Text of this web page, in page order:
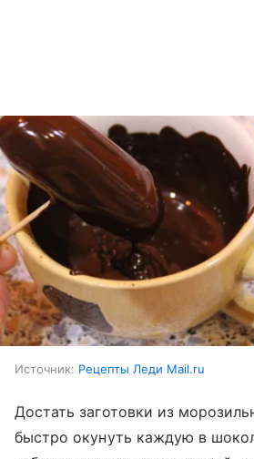
Источник: Рецепты Леди Mail.ru
Достать заготовки из
быстро окунуть каждую в